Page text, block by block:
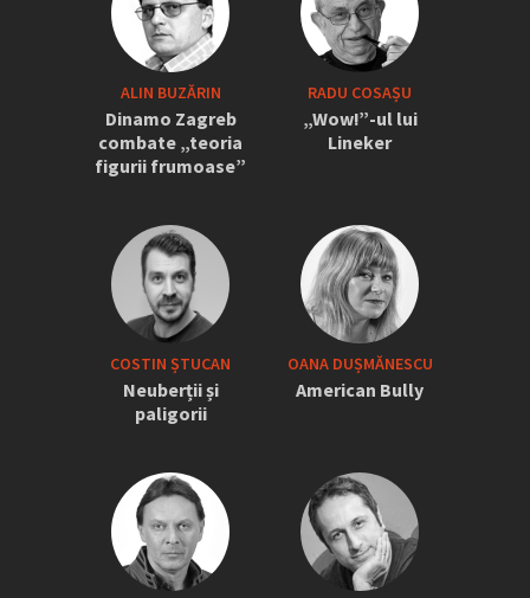
ALIN BUZĂRIN
Dinamo Zagreb
combate „teoria
figurii frumoase”
RADU COSAȘU
„Wow!”-ul lui
Lineker
COSTIN ȘTUCAN
Neuberții și
paligorii
OANA DUȘMĂNESCU
American Bully